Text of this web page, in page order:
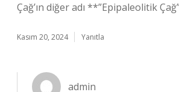
Çağ’ın diğer adı **”Epipaleolitik
Kasım 20, 2024 Yanıtla
admin